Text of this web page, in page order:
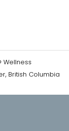
Wellness
British Columbia